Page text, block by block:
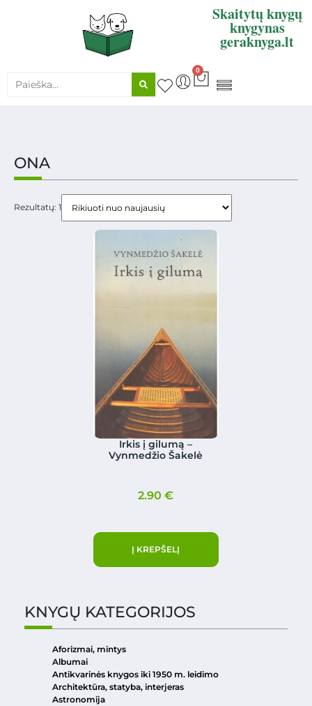
Skaitytų knygų
knygynas
geraknyga.lt
0
ONA
Rezultatų: 1
Irkis į gilumą –
Vynmedžio Šakelė
2.90€
Į KREPŠELĮ
KNYGŲ KATEGORIJOS
Aforizmai, mintys
Albumai
Antikvarinės knygos iki 1950 m. leidimo
Architektūra, statyba, interjeras
Astronomija